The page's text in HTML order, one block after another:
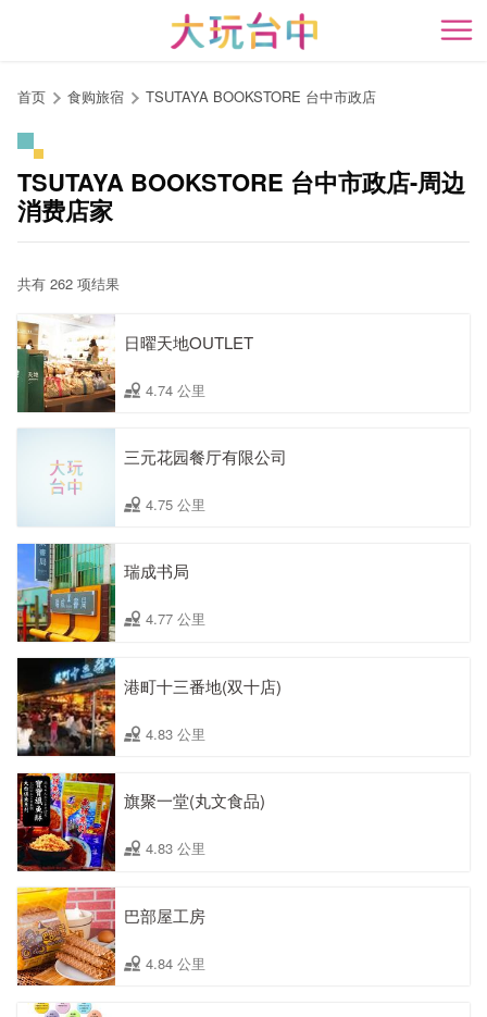
开
首页 食购旅宿 TSUTAYA BOOKSTORE 台中市政店
TSUTAYA BOOKSTORE 台中市政店-周边
消费店家
共有 262 项结果
日曜天地OUTLET
4.74 公里
三元花园餐厅有限公司
4.75 公里
瑞成书局
4.77 公里
港町十三番地(双十店)
4.83 公里
旗聚一堂(丸文食品)
4.83 公里
巴部屋工房
4.84 公里